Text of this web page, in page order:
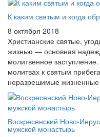
К каким святым и когда
8 октября 2018
Христианские святые,
жизнью — основная
молитвенное
молитвах к святым
неразрешимые жизненные
Воскресенский Ново-
мужской монастырь